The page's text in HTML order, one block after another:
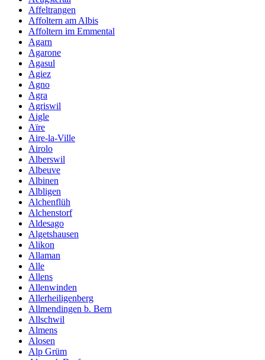
Affeltrangen
Affoltern am Albis
Affoltern im Emmental
Agarn
Agarone
Agasul
Agiez
Agno
Agra
Agriswil
Aigle
Aïre
Aire-la-Ville
Airolo
Alberswil
Albeuve
Albinen
Albligen
Alchenflüh
Alchenstorf
Aldesago
Algetshausen
Alikon
Allaman
Alle
Allens
Allenwinden
Allerheiligenberg
Allmendingen b. Bern
Allschwil
Almens
Alosen
Alp Grüm